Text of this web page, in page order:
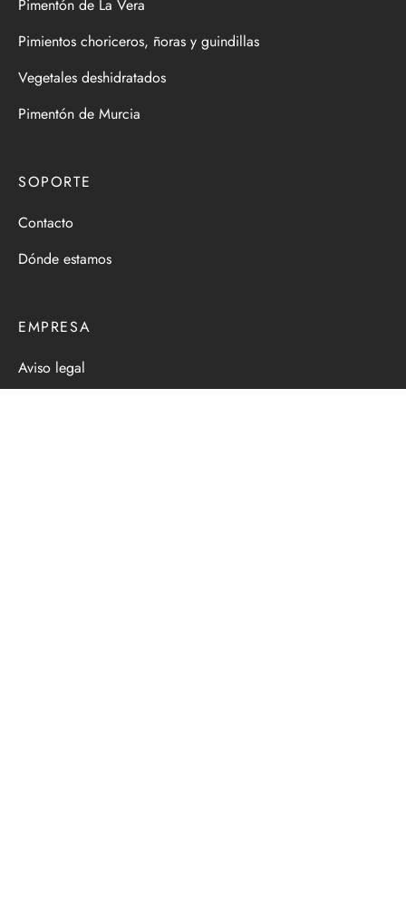
Pimentón de La Vera
Pimientos choriceros, ñoras y guindillas
Vegetales deshidratados
Pimentón de Murcia
SOPORTE
Contacto
Dónde estamos
EMPRESA
Aviso legal